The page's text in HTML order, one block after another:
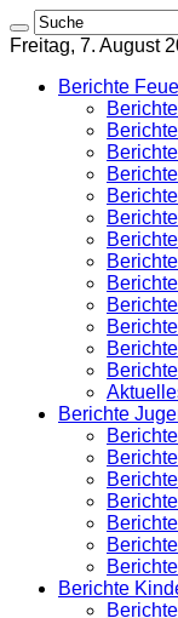
Freitag, 7. August
Berichte
Berichte
Berichte